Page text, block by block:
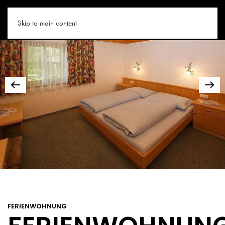
Skip to main content
SAALBACH.CO
FERIENWOHNUNG